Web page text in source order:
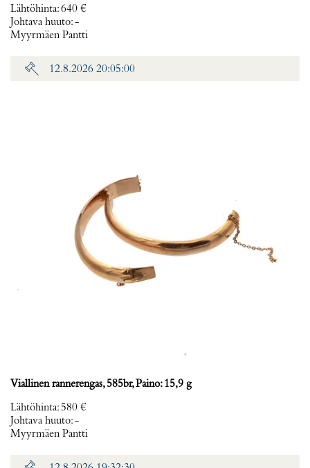
Lähtöhinta:640 €
Johtava huuto:-
Myyrmäen Pantti
12.8.2026 20:05:00
Viallinen rannerengas, 585br, Paino: 15,9 g
Lähtöhinta: 580 €
Johtava huuto:-
Myyrmäen Pantti